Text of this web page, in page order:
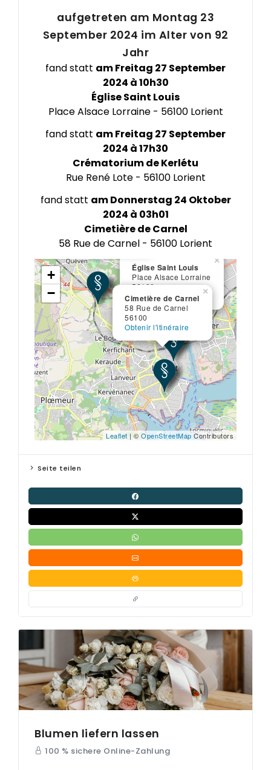
aufgetreten am Montag 23
September 2024 im Alter von 92
Jahr
fand statt am Freitag 27 September
2024 à 10h30
Église Saint Louis
Place Alsace Lorraine - 56100 Lorient
fand statt am Freitag 27 September
2024 à 17h30
Crématorium de Kerlétu
Rue René Lote - 56100 Lorient
fand statt am Donnerstag 24 Oktober
2024 à 03h01
Cimetière de Carnel
58 Rue de Carnel - 56100 Lorient
Église Saint Louis
Place Alsace Lorraine
56100
Obtenir l'itinéraire
×
Crématorium de Kerlétu
Rue René Lote
Obtenir l'itinéraire
×
Cimetière de Carnel
58 Rue de Carnel
56100
Obtenir l'itinéraire
×
+
−
Leaflet | © OpenStreetMapContributors
Seite teilen
Blumen liefern lassen
100 % sichere Online-Zahlung